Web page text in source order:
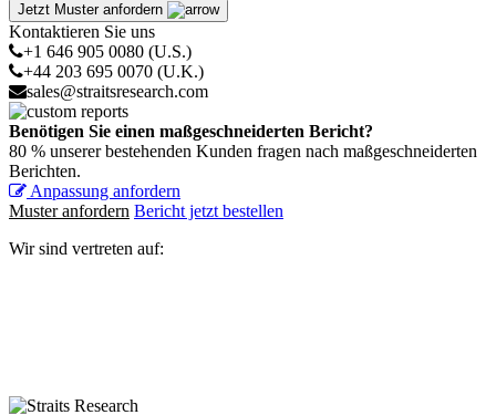
Jetzt Muster anfordern
Kontaktieren Sie uns
+1 646 905 0080 (U.S.)
+44 203 695 0070 (U.K.)
sales@straitsresearch.com
Benötigen Sie einen maßgeschneiderten Bericht?
80 % unserer bestehenden Kunden fragen nach maßgeschneiderten
Berichten.
Anpassung anfordern
Muster anfordern Bericht jetzt bestellen
Wir sind vertreten auf: